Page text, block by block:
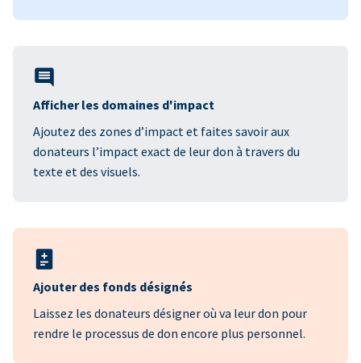
Afficher les domaines d'impact
Ajoutez des zones d’impact et faites savoir aux
donateurs l’impact exact de leur don à travers du
texte et des visuels.
Ajouter des fonds désignés
Laissez les donateurs désigner où va leur don pour
rendre le processus de don encore plus personnel.